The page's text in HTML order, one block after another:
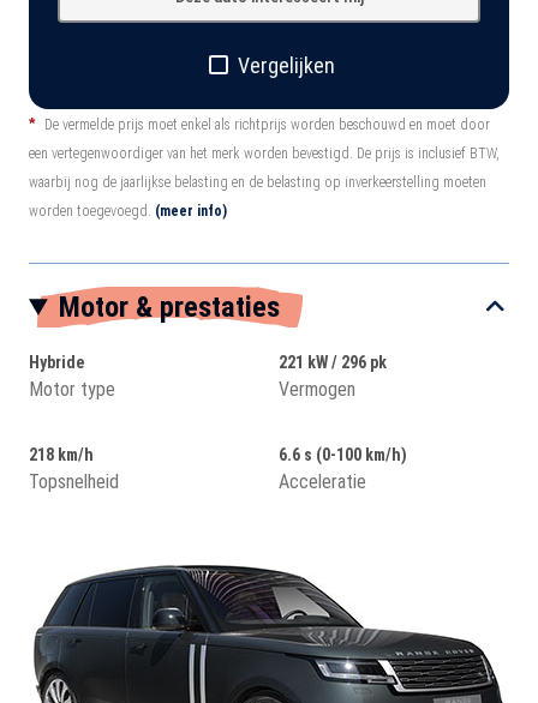
Vergelijken
*
De vermelde prijs moet enkel als richtprijs worden beschouwd en moet door
een vertegenwoordiger van het merk worden bevestigd. De prijs is inclusief BTW,
waarbij nog de jaarlijkse belasting en de belasting op inverkeerstelling moeten
worden toegevoegd. (meer info)
Motor & prestaties
Hybride
Motor type
221 kW / 296 pk
Vermogen
218 km/h
Topsnelheid
6.6 s (0-100 km/h)
Acceleratie